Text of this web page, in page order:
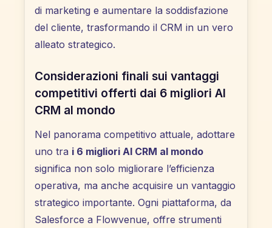
di marketing e aumentare la soddisfazione
del cliente, trasformando il CRM in un vero
alleato strategico.
Considerazioni finali sui vantaggi
competitivi offerti dai 6 migliori AI
CRM al mondo
Nel panorama competitivo attuale, adottare
uno tra i 6 migliori AI CRM al mondo
significa non solo migliorare l’efficienza
operativa, ma anche acquisire un vantaggio
strategico importante. Ogni piattaforma, da
Salesforce a Flowvenue, offre strumenti